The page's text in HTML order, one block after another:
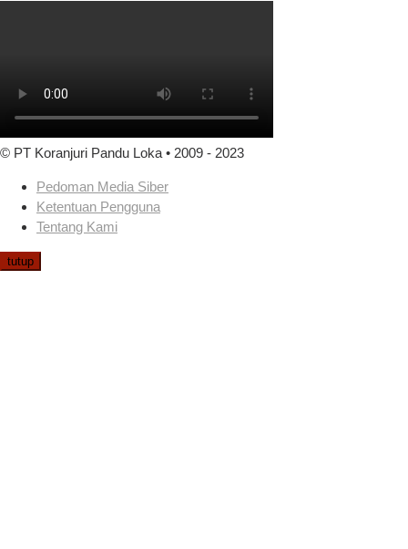
© PT Koranjuri Pandu Loka • 2009 - 2023
Pedoman Media Siber
Ketentuan Pengguna
Tentang Kami
tutup